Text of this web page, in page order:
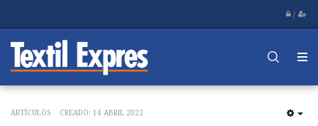
/
ARTÍCULOS CREADO: 14 ABRIL 2022